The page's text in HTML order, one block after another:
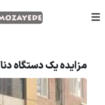
مزایده یک دستگاه دنا EF7 مدل : 95